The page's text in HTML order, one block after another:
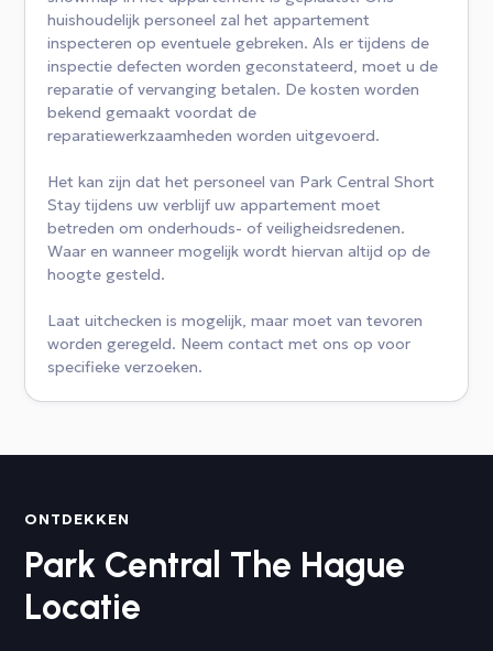
huishoudelijk personeel zal het appartement
inspecteren op eventuele gebreken. Als er tijdens de
inspectie defecten worden geconstateerd, moet u de
reparatie of vervanging betalen. De kosten worden
bekend gemaakt voordat de
reparatiewerkzaamheden worden uitgevoerd.
Het kan zijn dat het personeel van Park Central Short
Stay tijdens uw verblijf uw appartement moet
betreden om onderhouds- of veiligheidsredenen.
Waar en wanneer mogelijk wordt hiervan altijd op de
hoogte gesteld.
Laat uitchecken is mogelijk, maar moet van tevoren
worden geregeld. Neem contact met ons op voor
specifieke verzoeken.
ONTDEKKEN
Park Central The Hague
Locatie